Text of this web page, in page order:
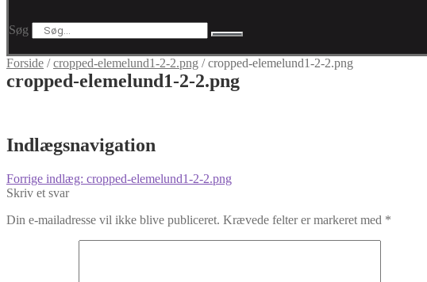
Søg
Forside /cropped-elemelund1-2-2.png /cropped-elemelund1-2-2.png
cropped-elemelund1-2-2.png
Indlægsnavigation
Forrige indlæg: cropped-elemelund1-2-2.png
Skriv et svar
Din e-mailadresse vil ikke blive publiceret. Krævede felter er markeret med *